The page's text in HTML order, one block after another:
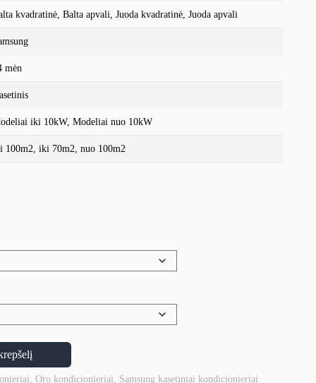
kvadratinė, Balta apvali, Juoda kvadratinė, Juoda apvali
mėn
iki 10kW, Modeliai nuo 10kW
100m2, iki 70m2, nuo 100m2
Oro kondicionieriai
Samsung kasetiniai kondicionieriai